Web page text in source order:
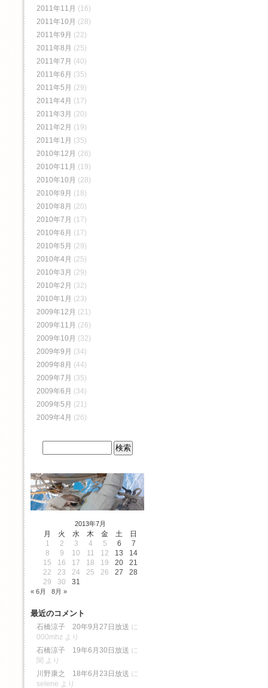
2011年11月 (16)
2011年10月 (28)
2011年9月 (22)
2011年8月 (25)
2011年7月 (40)
2011年6月 (35)
2011年5月 (29)
2011年4月 (17)
2011年3月 (20)
2011年2月 (19)
2011年1月 (35)
2010年12月 (26)
2010年11月 (19)
2010年10月 (28)
2010年9月 (18)
2010年8月 (20)
2010年7月 (17)
2010年6月 (17)
2010年5月 (29)
2010年4月 (25)
2010年3月 (29)
2010年2月 (32)
2010年1月 (23)
2009年12月 (21)
2009年11月 (26)
2009年10月 (32)
2009年9月 (34)
2009年8月 (44)
2009年7月 (35)
2009年6月 (34)
2009年5月 (21)
2009年4月 (26)
2013年7月
月 火 水 木 金 土
日
1
2 3 4 5 6
7
8
9 10 11 12 13
14
15
16 17 18 19 20
21
22
23 24 25 26 27
28
29
30 31
« 6月 8月 »
最近のコメント
石橋涼子 20年9月27日放送 に
000mhz より
石橋涼子 19年6月30日放送 に
関 より
川野康之 18年6月23日放送 に
selene より